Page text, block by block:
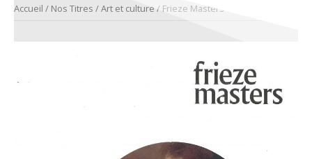
Accueil / Nos Titres /Art et culture / Frieze Masters